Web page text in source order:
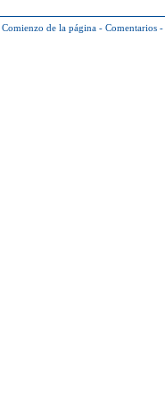
Comienzo de la página - Comentarios -